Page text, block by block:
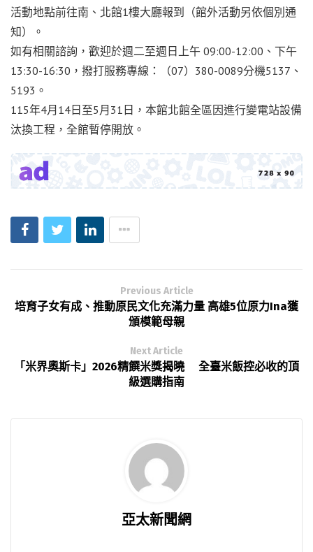
活動地點前往南、北館1樓大廳報到（館外活動另依個別通
知）。
如有相關諮詢，歡迎於週二至週日上午 09:00-12:00、下午
13:30-16:30，撥打服務專線：（07）380-0089分機5137、
5193。
115年4月14日至5月31日，本館北館全區因進行變電站設備
汰換工程，全館暫停開放。
Previous Article
培育子女有成、推動原民文化充滿力量 高雄5位原力Ina獲
頒模範母親
Next Article
「米界奧斯卡」2026精饌米獎揭曉 全臺米飯控必收的頂
級選購指南
亞太新聞網